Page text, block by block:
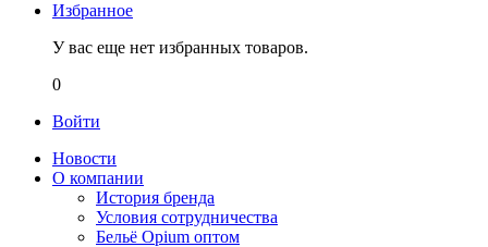
Избранное
У вас еще нет избранных товаров.
0
Войти
Новости
О компании
История бренда
Условия сотрудничества
Бельё Opium оптом